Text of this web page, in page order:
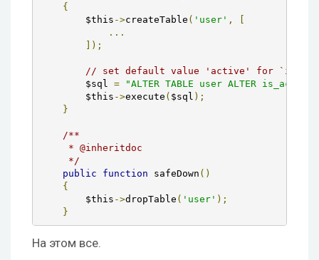
{
        $this
->createTable ( 'user' ,
[
...
]);
// set default value 'active' for
        $sql
=
"ALTER TABLE user ALTER
        $this
->execute ( $sql );
}
/**
     * @inheritdoc
     */
public
function safeDown ()
{
        $this
->dropTable ( 'user' );
}
На этом все.